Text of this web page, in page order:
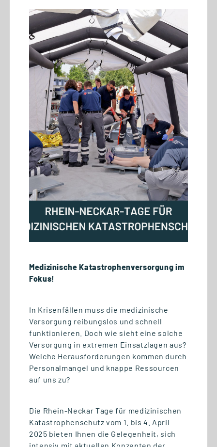
07.07.2026
Semesterabschluss mit
digitalen Praxisprojekten
01.07.2026
Wettbewerbsvorteil Lernen:
Gemeinsam den Mittelstand
stärken
Medizinische Katastrophenversorgung im
Fokus!
In Krisenfällen muss die medizinische
Versorgung reibungslos und schnell
funktionieren. Doch wie sieht eine solche
Versorgung in extremen Einsatzlagen aus?
Welche Herausforderungen kommen durch
Personalmangel und knappe Ressourcen
auf uns zu?
Die Rhein-Neckar Tage für medizinischen
Katastrophenschutz vom 1. bis 4. April
2025 bieten Ihnen die Gelegenheit, sich